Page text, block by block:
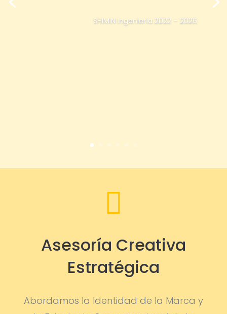
SHIMIN Ingeniería 2022 – 2026

Asesoría Creativa
Estratégica
Abordamos la Identidad de la Marca y